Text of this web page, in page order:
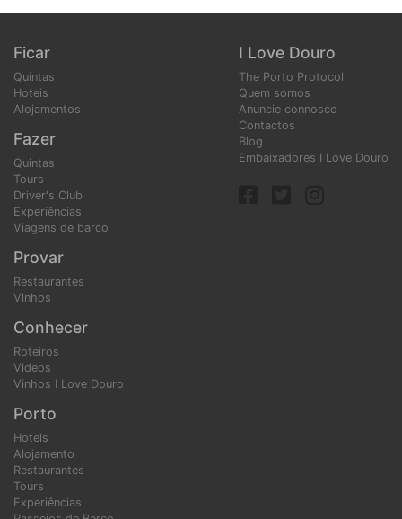
I Love Douro
The Porto Protocol
Quem somos
Anuncie connosco
Contactos
Blog
Embaixadores I Love Douro
Ficar
Quintas
Hoteis
Alojamentos
Fazer
Quintas
Tours
Driver's Club
Experiências
Viagens de barco
Provar
Restaurantes
Vinhos
Conhecer
Roteiros
Videos
Vinhos I Love Douro
Porto
Hoteis
Alojamento
Restaurantes
Tours
Experiências